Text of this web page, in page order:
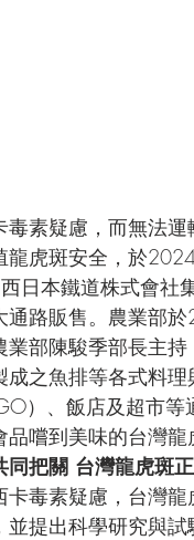
素疑慮，而無法
龍虎斑安全，於
日本鐵道株式會社
通路販售。農業部
部陳駿季部長主
成之魚排等各式料
）、飯店及超市
嚐到美味的台灣龍
把關 台灣龍虎斑
卡毒素疑慮，台灣
並提出科學研究與